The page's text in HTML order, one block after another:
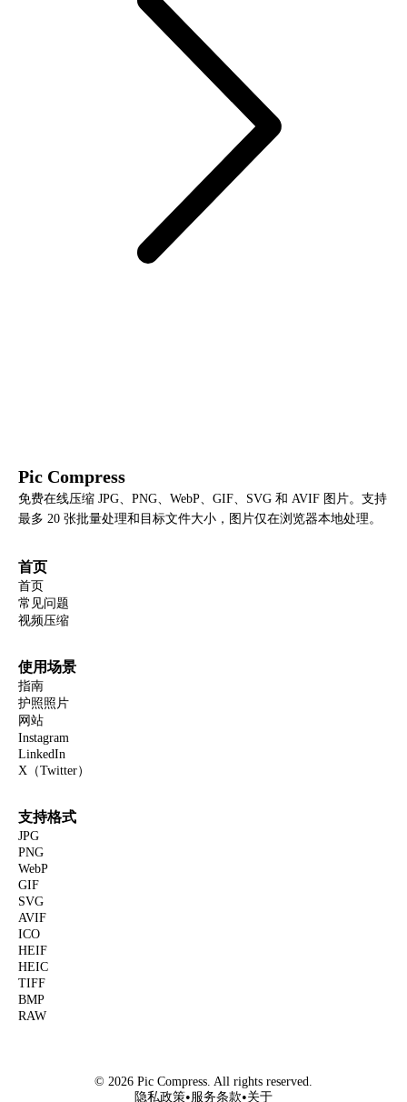
Pic Compress
免费在线压缩 JPG、PNG、WebP、GIF、SVG 和 AVIF 图片。支持
最多 20 张批量处理和目标文件大小，图片仅在浏览器本地处理。
首页
首页
常见问题
视频压缩
使用场景
指南
护照照片
网站
Instagram
LinkedIn
X（Twitter）
支持格式
JPG
PNG
WebP
GIF
SVG
AVIF
ICO
HEIF
HEIC
TIFF
BMP
RAW
© 2026 Pic Compress. All rights reserved.
隐私政策•服务条款•关于